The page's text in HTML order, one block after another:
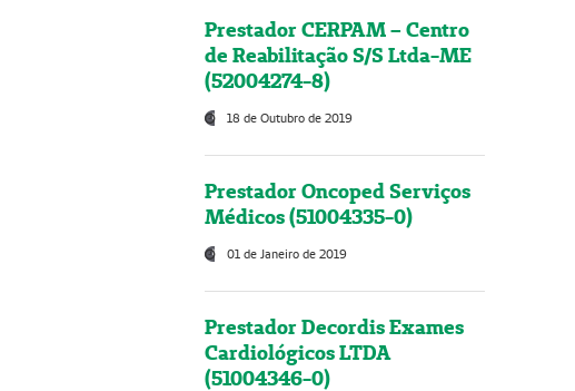
Prestador CERPAM – Centro
de Reabilitação S/S Ltda-ME
(52004274-8)
18 de Outubro de 2019
Prestador Oncoped Serviços
Médicos (51004335-0)
01 de Janeiro de 2019
Prestador Decordis Exames
Cardiológicos LTDA
(51004346-0)